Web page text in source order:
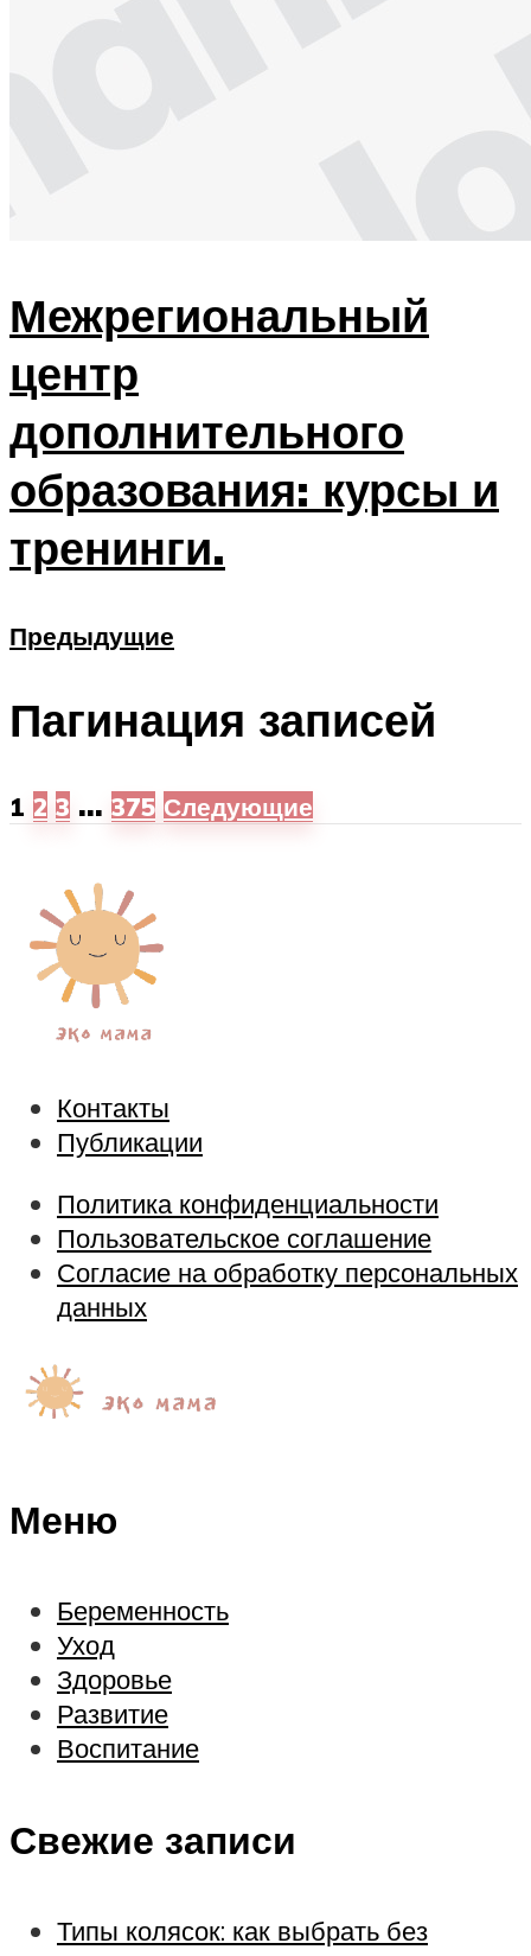
Межрегиональный
центр
дополнительного
образования: курсы и
тренинги.
Предыдущие
Пагинация записей
1 2 3 … 375 Следующие
Контакты
Публикации
Политика конфиденциальности
Пользовательское соглашение
Согласие на обработку персональных
данных
Меню
Беременность
Уход
Здоровье
Развитие
Воспитание
Свежие записи
Типы колясок: как выбрать без